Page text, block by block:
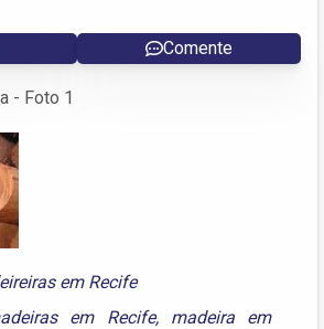
Comente
em Recife
em Recife, madeira em